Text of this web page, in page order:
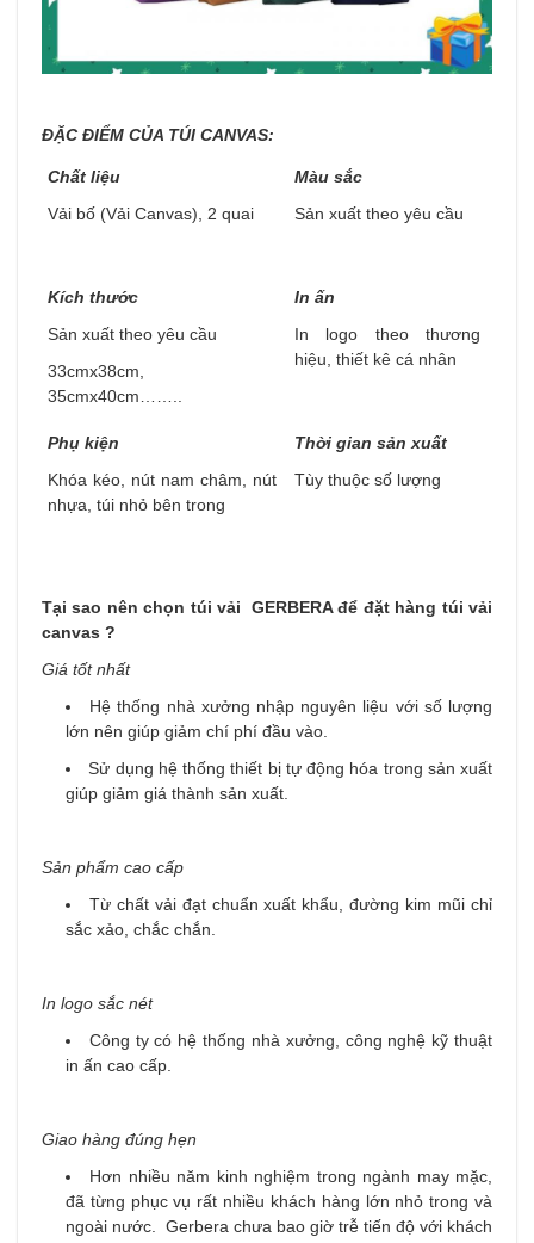
ĐẶC ĐIỂM CỦA TÚI CANVAS:
Chất liệu
Vải bố (Vải Canvas), 2 quai
Màu sắc
Sản xuất theo yêu cầu
Kích thước
Sản xuất theo yêu cầu
33cmx38cm,
35cmx40cm……..
In ấn
In logo theo thương
hiệu, thiết kê cá nhân
Phụ kiện
Khóa kéo, nút nam châm, nút
nhựa, túi nhỏ bên trong
Thời gian sản xuất
Tùy thuộc số lượng
Tại sao nên chọn túi vải GERBERA để đặt hàng túi vải
canvas ?
Giá tốt nhất
Hệ thống nhà xưởng nhập nguyên liệu với số lượng
lớn nên giúp giảm chí phí đầu vào.
Sử dụng hệ thống thiết bị tự động hóa trong sản xuất
giúp giảm giá thành sản xuất.
Sản phẩm cao cấp
Từ chất vải đạt chuẩn xuất khẩu, đường kim mũi chỉ
sắc xảo, chắc chắn.
In logo sắc nét
Công ty có hệ thống nhà xưởng, công nghệ kỹ thuật
in ấn cao cấp.
Giao hàng đúng hẹn
Hơn nhiều năm kinh nghiệm trong ngành may mặc,
đã từng phục vụ rất nhiều khách hàng lớn nhỏ trong và
ngoài nước. Gerbera chưa bao giờ trễ tiến độ với khách